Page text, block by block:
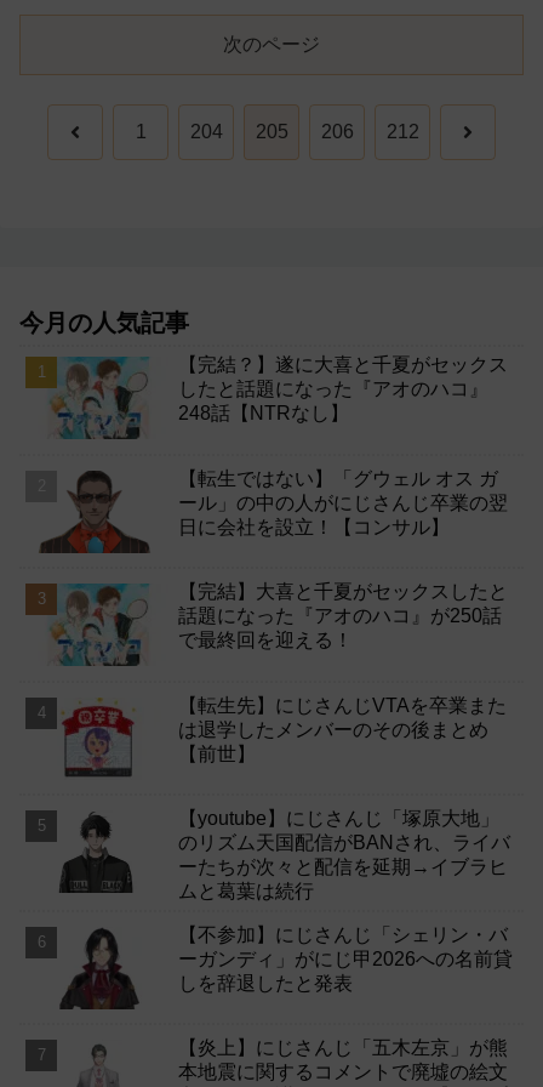
次のページ
前 1 204 205 206 212 次
今月の人気記事
【完結？】遂に大喜と千夏がセックス
したと話題になった『アオのハコ』
248話【NTRなし】
【転生ではない】「グウェル オス ガ
ール」の中の人がにじさんじ卒業の翌
日に会社を設立！【コンサル】
【完結】大喜と千夏がセックスしたと
話題になった『アオのハコ』が250話
で最終回を迎える！
【転生先】にじさんじVTAを卒業また
は退学したメンバーのその後まとめ
【前世】
【youtube】にじさんじ「塚原大地」
のリズム天国配信がBANされ、ライバ
ーたちが次々と配信を延期→イブラヒ
ムと葛葉は続行
【不参加】にじさんじ「シェリン・バ
ーガンディ」がにじ甲2026への名前貸
しを辞退したと発表
【炎上】にじさんじ「五木左京」が熊
本地震に関するコメントで廃墟の絵文